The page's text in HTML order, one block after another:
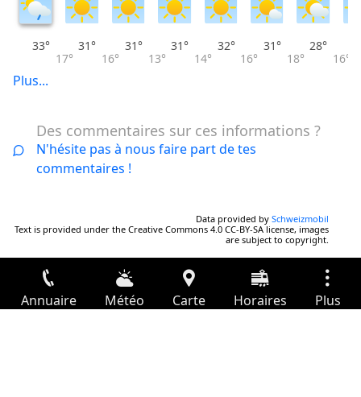
33°
17°
31°
16°
31°
13°
31°
14°
32°
16°
31°
18°
28°
16°
Plus...
Des commentaires sur ces informations ?
N'hésite pas à nous faire part de tes
commentaires !
Data provided by Schweizmobil
Text is provided under the Creative Commons 4.0 CC-BY-SA license, images
are subject to copyright.
Annuaire Météo Carte Horaires Plus